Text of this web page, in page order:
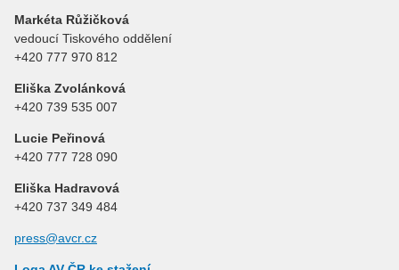
Markéta Růžičková
vedoucí Tiskového oddělení
+420 777 970 812
Eliška Zvolánková
+420 739 535 007
Lucie Peřinová
+420 777 728 090
Eliška Hadravová
+420 737 349 484
press@avcr.cz